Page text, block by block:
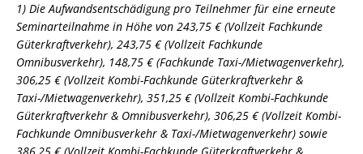
1) Die Aufwandsentschädigung pro Teilnehmer für eine erneute
Seminarteilnahme in Höhe von 243,75 € (Vollzeit Fachkunde
Güterkraftverkehr), 243,75 € (Vollzeit Fachkunde
Omnibusverkehr), 148,75 € (Fachkunde Taxi-/Mietwagenverkehr),
306,25 € (Vollzeit Kombi-Fachkunde Güterkraftverkehr &
Taxi-/Mietwagenverkehr), 351,25 € (Vollzeit Kombi-Fachkunde
Güterkraftverkehr & Omnibusverkehr), 306,25 € (Vollzeit Kombi-
Fachkunde Omnibusverkehr & Taxi-/Mietwagenverkehr) sowie